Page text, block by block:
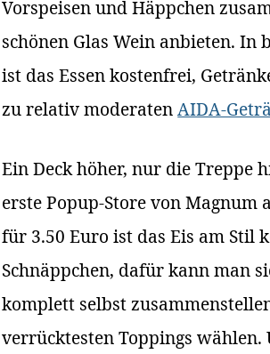
Vorspeisen und Häppchen
schönen Glas Wein anbieten. In
ist das Essen kostenfrei,
zu relativ moderatenAIDA-
Ein Deck höher, nur die Treppe
erste Popup-Store von Magnum
für 3.50 Euro ist das Eis am Stil
Schnäppchen, dafür kann man
komplett selbst
verrücktesten Toppings wählen.